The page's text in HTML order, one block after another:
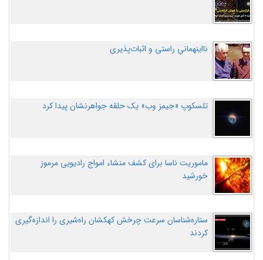
نااینهمانیِ راستی و اثبات‌پذیری
تلسکوپ «جیمز وب» یک حلقه جواهرنشان پیدا کرد
ماموریت ناسا برای کشف منشاء امواج رادیویی مرموز
خورشید
ستاره‌شناسان سرعت چرخش کهکشان راه‌شیری را اندازه‌گیری
کردند